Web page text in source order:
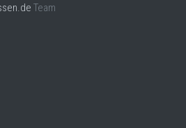
Team